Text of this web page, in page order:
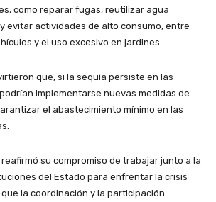
como reparar fugas, reutilizar agua
evitar actividades de alto consumo, entre
y el uso excesivo en jardines.
que, si la sequía persiste en las
implementarse nuevas medidas de
el abastecimiento mínimo en las
su compromiso de trabajar junto a la
del Estado para enfrentar la crisis
la coordinación y la participación